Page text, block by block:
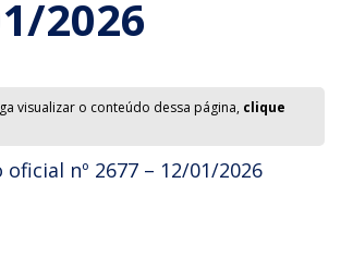
2026
visualizar o conteúdo dessa página, clique
nº 2677 – 12/01/2026